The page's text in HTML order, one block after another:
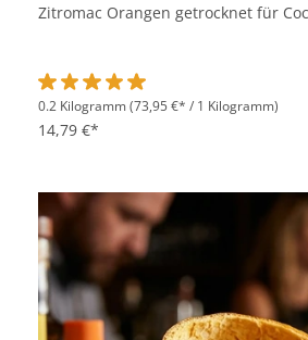
Zitromac Orangen getrocknet für
Durchschnittliche Bewertung von 5
0.2 Kilogramm(73,95 €* / 1 Kilogramm)
14,79 €*